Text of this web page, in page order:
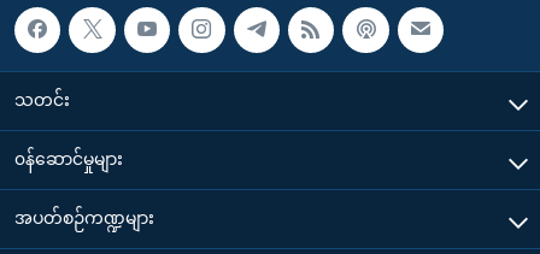
သတင်း
၀န်ဆောင်မှုများ
အပတ်စဉ်ကဏ္ဍများ